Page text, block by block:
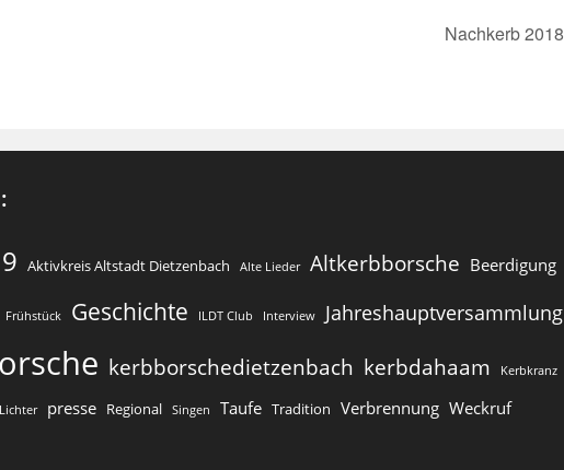
Nachkerb 2018
Aktivkreis Altstadt Dietzenbach Alte Lieder Altkerbborsche Beerdigung
Frühstück Geschichte ILDT Club Interview Jahreshauptversammlung
kerbborschedietzenbach kerbdahaam Kerbkranz
presse Regional Singen Taufe Tradition Verbrennung Weckruf